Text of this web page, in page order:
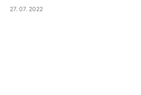
27. 07. 2022